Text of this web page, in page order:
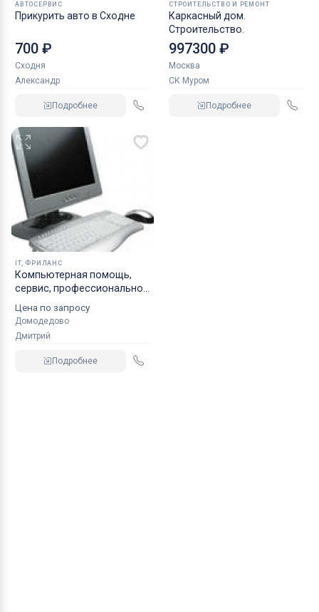
АВТОСЕРВИС
Прикурить авто в Сходне
700 ₽
Сходня
Александр
Подробнее
СТРОИТЕЛЬСТВО И РЕМОНТ
Каркасный дом.
Строительство.
997300 ₽
Москва
СК Муром
Подробнее
IT, ФРИЛАНС
Компьютерная помощь,
сервис, профессионально
в день обращения
Цена по запросу
Домодедово
Дмитрий
Подробнее